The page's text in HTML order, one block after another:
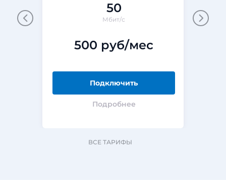
50
Мбит/с
500 руб/мес
Подключить
Подробнее
ВСЕ ТАРИФЫ